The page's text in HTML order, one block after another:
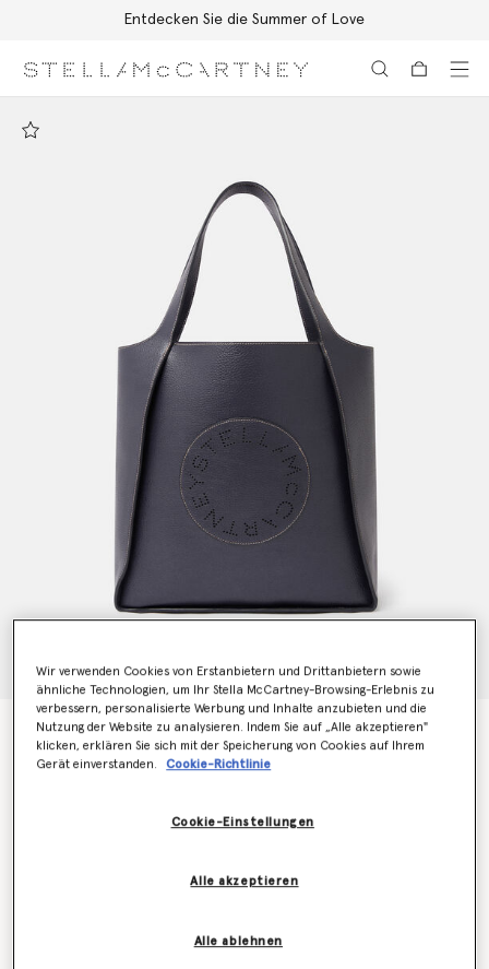
Entdecken Sie die Summer of Love
Quadratische Logo-Tragetasche
Preis reduziert von
€995.00bis
€696.50
Wir verwenden Cookies von Erstanbietern und Drittanbietern sowie
ähnliche Technologien, um Ihr Stella McCartney-Browsing-Erlebnis zu
verbessern, personalisierte Werbung und Inhalte anzubieten und die
Nutzung der Website zu analysieren. Indem Sie auf „Alle akzeptieren"
klicken, erklären Sie sich mit der Speicherung von Cookies auf Ihrem
Gerät einverstanden.
Cookie-Richtlinie
Cookie-Einstellungen
Alle ablehnen
Alle akzeptieren